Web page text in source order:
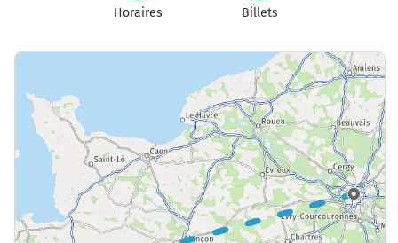
Horaires Billets